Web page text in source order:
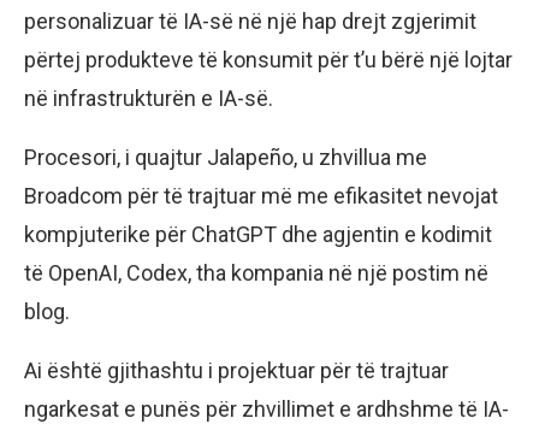
personalizuar të IA-së në një hap drejt zgjerimit
përtej produkteve të konsumit për t’u bërë një lojtar
në infrastrukturën e IA-së.
Procesori, i quajtur Jalapeño, u zhvillua me
Broadcom për të trajtuar më me efikasitet nevojat
kompjuterike për ChatGPT dhe agjentin e kodimit
të OpenAI, Codex, tha kompania në një postim në
blog.
Ai është gjithashtu i projektuar për të trajtuar
ngarkesat e punës për zhvillimet e ardhshme të IA-